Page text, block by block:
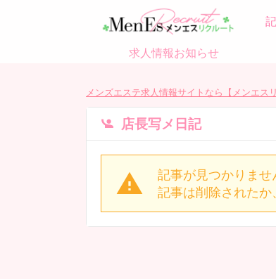
求人情報お知らせ
メンズエステ求人情報サイトなら【メンエス
店長写メ日記
記事が見つかりませ
記事は削除されたか